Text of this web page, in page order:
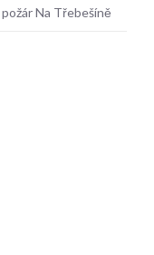
Na Třebešíně